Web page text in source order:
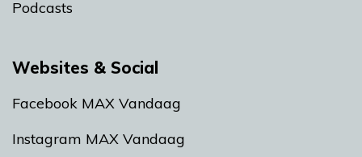
Podcasts
Websites & Social
Facebook MAX Vandaag
Instagram MAX Vandaag